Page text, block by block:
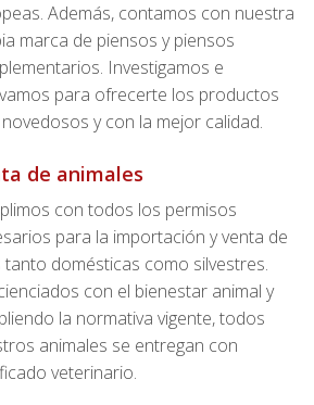
Además, contamos con nuestra
marca de piensos y piensos
Investigamos e
para ofrecerte los productos
y con la mejor calidad.
de animales
con todos los permisos
para la importación y venta de
tanto domésticas como silvestres.
con el bienestar animal y
la normativa vigente, todos
animales se entregan con
veterinario.